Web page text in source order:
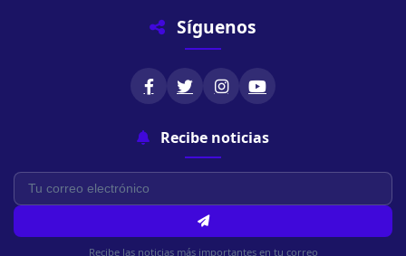
Síguenos
Recibe noticias
Recibe las noticias más importantes en tu correo